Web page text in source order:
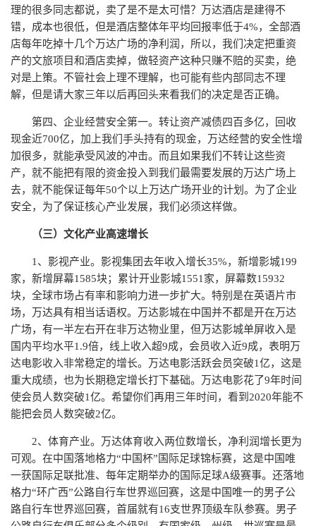
理的很多同志都说，卖了是不是太可惜？万达酒店是建得不
错，成本也很低，但是酒店整体年平均回报率低于4%，全部酒
店每年吃掉十几个万达广场的净利润，所以，我们决定把重资
产的文旅项目和酒店卖掉，做轻资产这种只赚不赔的买卖，绝
对是上策。不管社会上理不理解，也可能有些内部同志不理
解，但是请大家三年以后再回头来看我们的决定是否正确。
第四、企业经营安全第一。转让资产减债四百多亿，回收
现金近700亿，加上我们手头持有的现金，万达经营的安全性增
加很多，就能承受风波的冲击。而且如果我们不转让这些资
产，就不能把有限的资金投入到我们最需要发展的万达广场上
去，就不能保证每年50个以上万达广场开业的计划。为了企业
安全，为了保证核心产业发展，我们必须这样做。
（三）文化产业高速增长
1、影视产业。影视集团去年收入增长35%，新增影城199
家，新增屏幕1585块；累计开业影城1551家，屏幕数15932
块，全球市场占有率和影响力进一步扩大。特别是在英语片市
场，万达具有相当话语权。万达影城在中国并不都是开在万达
广场，有一半左右开在非万达物业里，但万达影城单屏收入是
国内平均水平1.9倍，线上收入超9成，会员收入近9成，表明万
达电影收入非常稳定的增长。万达电影活跃会员突破1亿，这是
重大成绩，也为长期稳定增长打下基础。万达电影花了9年时间
使会员人数突破1亿。希望你们再用三年时间，看到2020年能不
能把会员人数突破2亿。
2、体育产业。万达体育收入两位数增长，净利润增长更为
可观。在中国落地格力“中国杯”国际足球锦标赛，这是中国唯
一获国际足联批准、每年定期举办的国际足球A级赛事。还落地
格力“环广西”公路自行车世界巡回赛，这是中国唯一的男子公
路自行车世界巡回赛，首届就有16支世界顶级车队参赛。男子